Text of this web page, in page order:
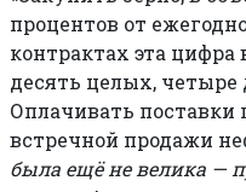
процентов от
контрактах эта цифра
десять целых,
Оплачивать поставки
встречной продажи
была ещё не велика —